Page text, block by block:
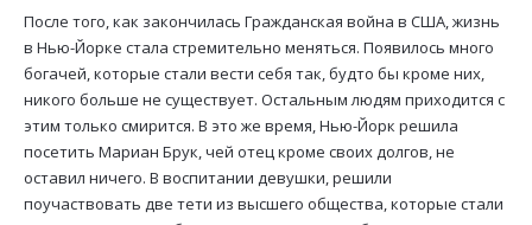
После того, как закончилась Гражданская война в США, жизнь
в Нью-Йорке стала стремительно меняться. Появилось много
богачей, которые стали вести себя так, будто бы кроме них,
никого больше не существует. Остальным людям приходится с
этим только смирится. В это же время, Нью-Йорк решила
посетить Мариан Брук, чей отец кроме своих долгов, не
оставил ничего. В воспитании девушки, решили
поучаствовать две тети из высшего общества, которые стали